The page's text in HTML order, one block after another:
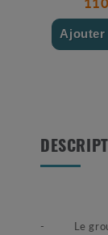
Ajouter
- Le